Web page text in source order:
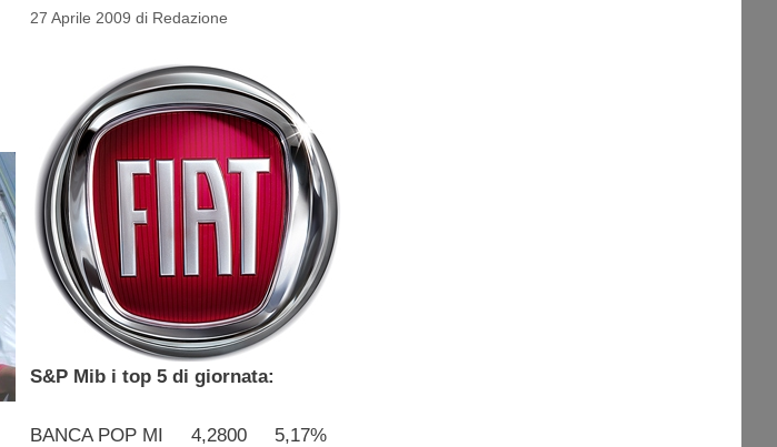
27 Aprile 2009 di Redazione
S&P Mib i top 5 di giornata:
BANCA POP MI 4,2800 5,17%